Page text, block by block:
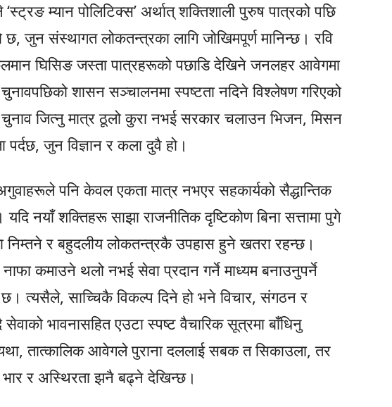
म्यान पोलिटिक्स’ अर्थात् शक्तिशाली पुरुष पात्रको पछि
छ, जुन संस्थागत लोकतन्त्रका लागि जोखिमपूर्ण मानिन्छ। रवि
घिसिङ जस्ता पात्रहरूको पछाडि देखिने जनलहर आवेगमा
शासन सञ्चालनमा स्पष्टता नदिने विश्लेषण गरिएको
जित्नु मात्र ठूलो कुरा नभई सरकार चलाउन भिजन, मिसन
जुन विज्ञान र कला दुवै हो।
पनि केवल एकता मात्र नभएर सहकार्यको सैद्धान्तिक
नयाँ शक्तिहरू साझा राजनीतिक दृष्टिकोण बिना सत्तामा पुगे
र बहुदलीय लोकतन्त्रकै उपहास हुने खतरा रहन्छ।
कमाउने थलो नभई सेवा प्रदान गर्ने माध्यम बनाउनुपर्ने
त्यसैले, साच्चिकै विकल्प दिने हो भने विचार, संगठन र
भावनासहित एउटा स्पष्ट वैचारिक सूत्रमा बाँधिनु
तात्कालिक आवेगले पुराना दललाई सबक त सिकाउला, तर
र अस्थिरता झनै बढ्ने देखिन्छ।